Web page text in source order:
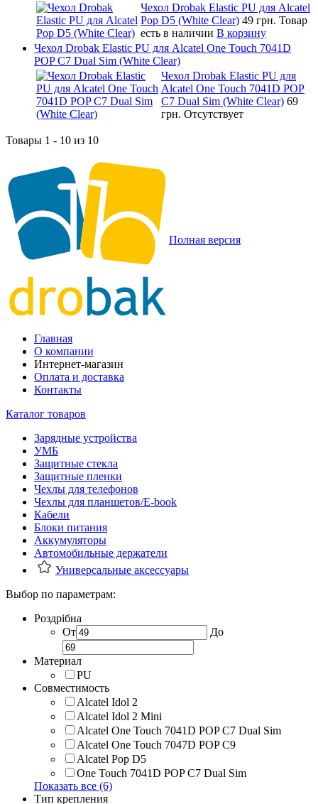
Чехол Drobak Elastic PU для Alcatel
Pop D5 (White Clear) 49 грн. Товар
есть в наличии В корзину
Чехол Drobak Elastic PU для Alcatel One Touch 7041D
POP C7 Dual Sim (White Clear)
Чехол Drobak Elastic PU для
Alcatel One Touch 7041D POP
C7 Dual Sim (White Clear) 69
грн. Отсутствует
Товары 1 - 10 из 10
Полная версия
Главная
О компании
Интернет-магазин
Оплата и доставка
Контакты
Каталог товаров
Зарядные устройства
УМБ
Защитные стекла
Защитные пленки
Чехлы для телефонов
Чехлы для планшетов/E-book
Кабели
Блоки питания
Аккумуляторы
Автомобильные держатели
Универсальные аксессуары
Выбор по параметрам:
Роздрібна
От
До
Материал
PU
Совместимость
Alcatel Idol 2
Alcatel Idol 2 Mini
Alcatel One Touch 7041D POP C7 Dual Sim
Alcatel One Touch 7047D POP C9
Alcatel Pop D5
One Touch 7041D POP C7 Dual Sim
Показать все (6)
Тип крепления